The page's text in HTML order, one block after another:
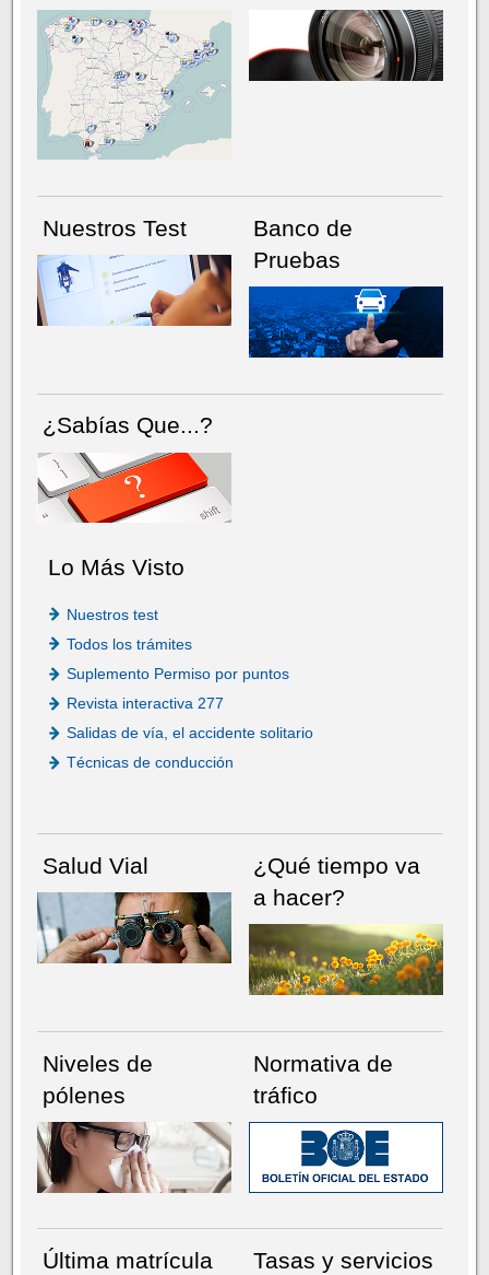
NÚMERO ACTUALHEMEROTECA
Nuestros Test
Banco de
Pruebas
¿Sabías Que...?
Lo Más Visto
Nuestros test
Todos los trámites
Suplemento Permiso por puntos
Revista interactiva 277
Salidas de vía, el accidente solitario
Técnicas de conducción
Salud Vial
¿Qué tiempo va
a hacer?
Niveles de
pólenes
Normativa de
tráfico
Última matrícula
Tasas y servicios